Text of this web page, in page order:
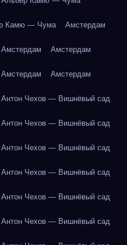
Камю — Чума Амстердам
Амстердам Амстердам
Амстердам Амстердам
Антон Чехов — Вишнёвый сад
Антон Чехов — Вишнёвый сад
Антон Чехов — Вишнёвый сад
Антон Чехов — Вишнёвый сад
Антон Чехов — Вишнёвый сад
Антон Чехов — Вишнёвый сад